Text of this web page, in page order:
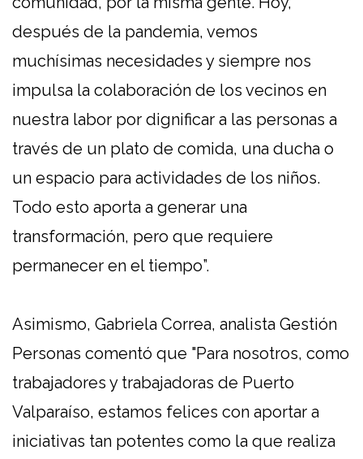
después de la pandemia, vemos
muchísimas necesidades y siempre nos
impulsa la colaboración de los vecinos en
nuestra labor por dignificar a las personas a
través de un plato de comida, una ducha o
un espacio para actividades de los niños.
Todo esto aporta a generar una
transformación, pero que requiere
permanecer en el tiempo”.
Asimismo, Gabriela Correa, analista Gestión
Personas comentó que "Para nosotros, como
trabajadores y trabajadoras de Puerto
Valparaíso, estamos felices con aportar a
iniciativas tan potentes como la que realiza